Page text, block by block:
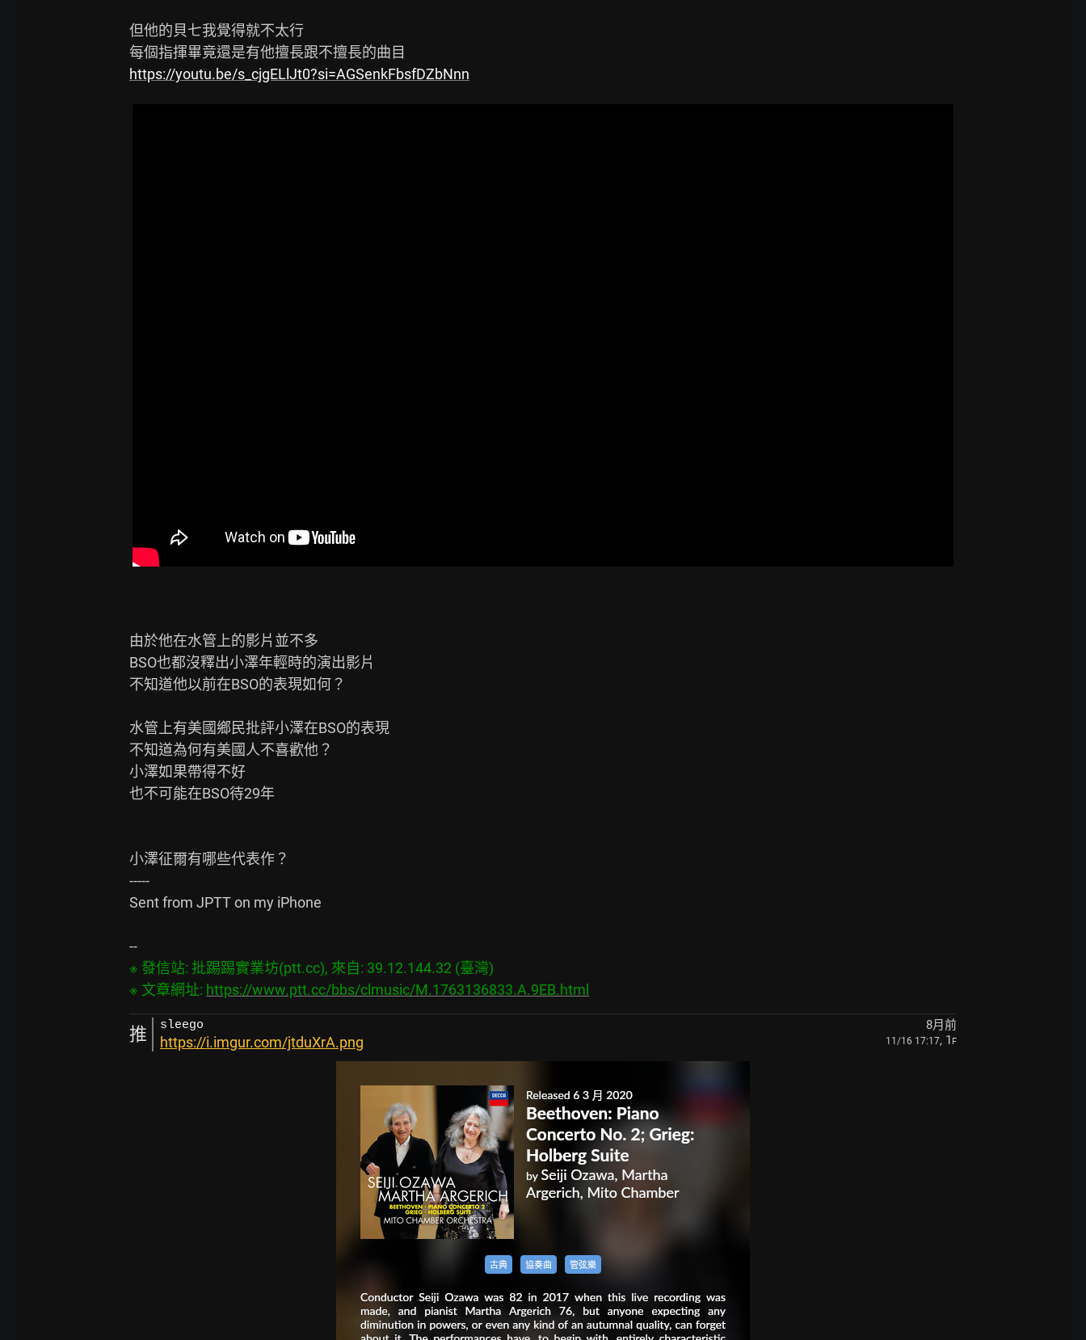
但他的貝七我覺得就不太行
https://youtu.be/s_cjgELlJt0?si=AGSenkFbsfDZbNnn
由於他在水管上的影片並不多
BSO也都沒釋出小澤年輕時的演出影片
不知道他以前在BSO的表現如何？
水管上有美國鄉民批評小澤在BSO的表現
不知道為何有美國人不喜歡他？
小澤如果帶得不好
也不可能在BSO待29年
小澤征爾有哪些代表作？
-----
Sent from JPTT on my iPhone
※ 發信站: 批踢踢實業坊(ptt.cc), 來自: 39.12.144.32 (臺灣)
※ 文章網址: https://www.ptt.cc/bbs/clmusic/M.1763136833.A.9EB.html
推 sleego 8月前
https://i.imgur.com/jtduXrA.png 11/16 17:17, 1 F